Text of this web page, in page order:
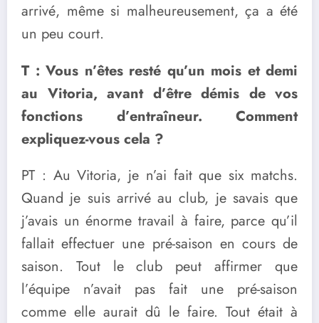
arrivé, même si malheureusement, ça a été
un peu court.
T : Vous n’êtes resté qu’un mois et demi
au Vitoria, avant d’être démis de vos
fonctions d’entraîneur. Comment
expliquez-vous cela ?
PT : Au Vitoria, je n’ai fait que six matchs.
Quand je suis arrivé au club, je savais que
j’avais un énorme travail à faire, parce qu’il
fallait effectuer une pré-saison en cours de
saison. Tout le club peut affirmer que
l’équipe n’avait pas fait une pré-saison
comme elle aurait dû le faire. Tout était à